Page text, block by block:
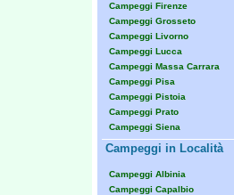
Campeggi Firenze
Campeggi Grosseto
Campeggi Livorno
Campeggi Lucca
Campeggi Massa Carrara
Campeggi Pisa
Campeggi Pistoia
Campeggi Prato
Campeggi Siena
Campeggi in Località
Campeggi Albinia
Campeggi Capalbio